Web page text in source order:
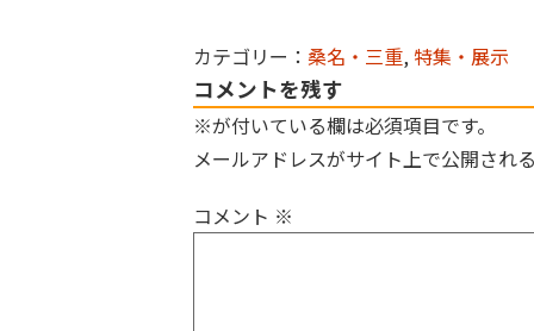
カテゴリー： 桑名・三重, 特集・展示
コメントを残す
※が付いている欄は必須項目です。
メールアドレスがサイト上で公開され
コメント ※